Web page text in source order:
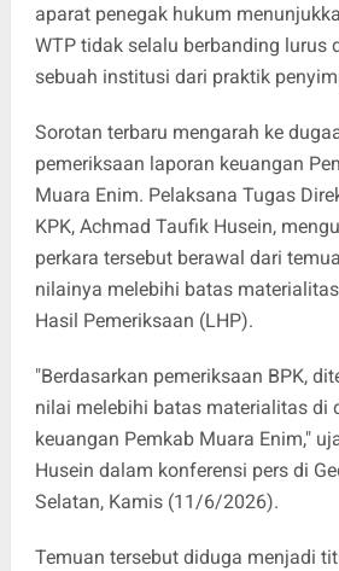
aparat penegak hukum
WTP tidak selalu berbanding lurus
sebuah institusi dari praktik
Sorotan terbaru mengarah ke
pemeriksaan laporan keuangan
Muara Enim. Pelaksana Tugas
KPK, Achmad Taufik Husein,
perkara tersebut berawal dari
nilainya melebihi batas
Hasil Pemeriksaan (LHP).
"Berdasarkan pemeriksaan BPK,
nilai melebihi batas materialitas di
keuangan Pemkab Muara Enim,"
Husein dalam konferensi pers di
Selatan, Kamis (11/6/2026).
Temuan tersebut diduga menjadi